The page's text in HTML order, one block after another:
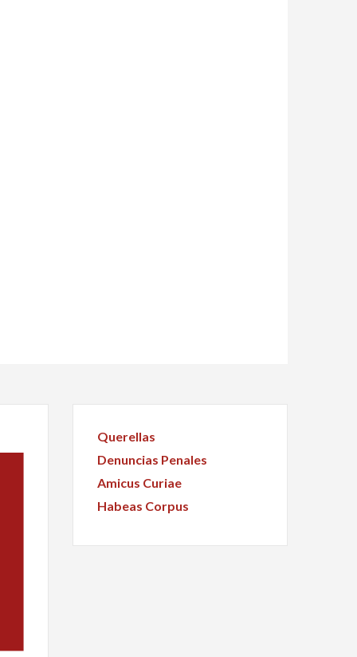
Querellas
Denuncias Penales
Amicus Curiae
Habeas Corpus